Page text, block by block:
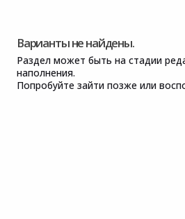
Варианты не найдены.
Раздел может быть на стадии
наполнения.
Попробуйте зайти позже или